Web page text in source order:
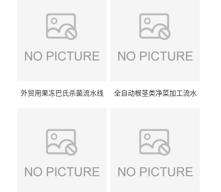
外贸用果冻巴氏杀菌流水线
全自动根茎类净菜加工流水